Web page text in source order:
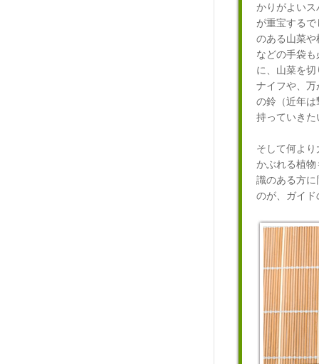
かりがよい
が重宝する
のある山菜
などの手袋
に、山菜を
ナイフや、
の鈴（近年
持っていき
そして何よ
かぶれる植
識のある方
のが、ガイ